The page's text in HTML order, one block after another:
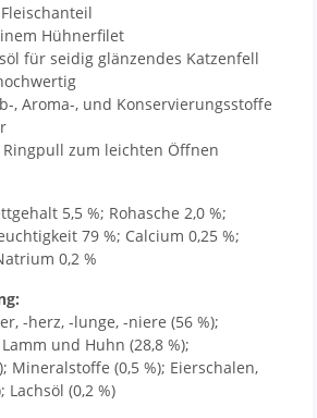
Hühnerfilet
für seidig glänzendes Katzenfell
, Aroma-, und Konservierungsstoffe
zum leichten Öffnen
5,5 %; Rohasche 2,0 %;
79 %; Calcium 0,25 %;
0,2 %
-herz, -lunge, -niere (56 %);
und Huhn (28,8 %);
Mineralstoffe (0,5 %); Eierschalen,
Lachsöl (0,2 %)